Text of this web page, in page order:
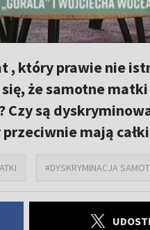
, który prawie nie
że samotne
Czy są
mają
#DYSKRYMINACJA